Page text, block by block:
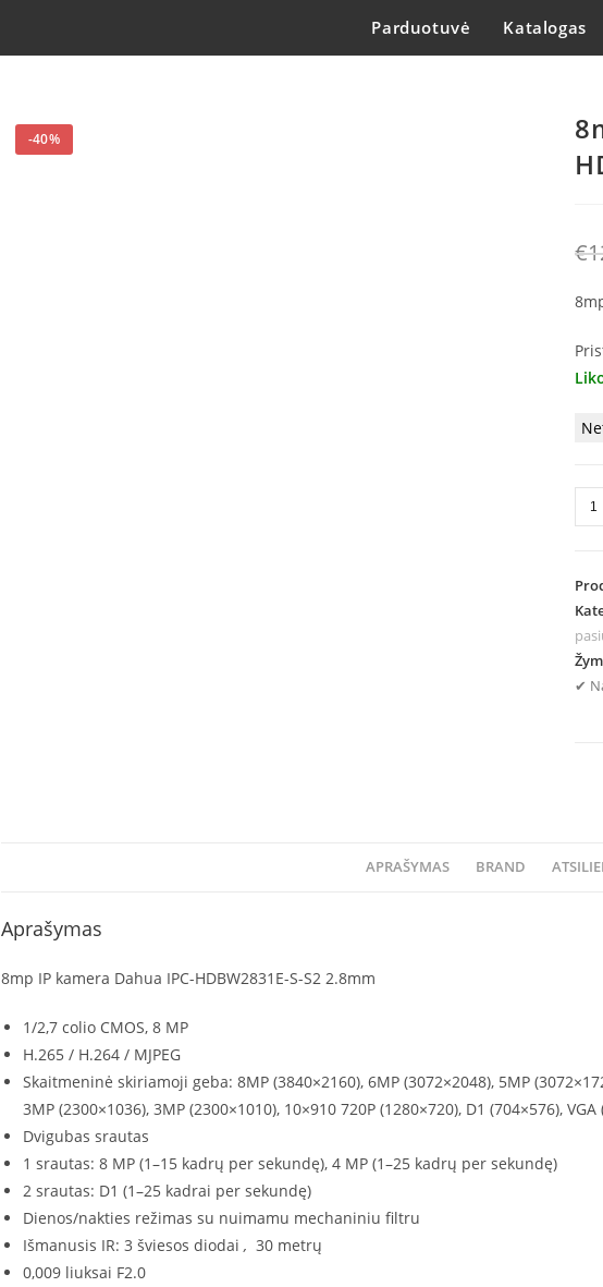
Parduotuvė Katalogas
-40%
€
✔
APRAŠYMAS BRAND
Aprašymas
8mp IP kamera Dahua IPC-HDBW2831E-S-S2 2.8mm
1/2,7 colio CMOS, 8 MP
H.265 / H.264 / MJPEG
Skaitmeninė skiriamoji geba: 8MP (3840×2160), 6MP (3072×2048), 5MP
3MP (2300×1036), 3MP (2300×1010), 10×910 720P (1280×720), D1 (704×576), VGA
Dvigubas srautas
1 srautas: 8 MP (1–15 kadrų per sekundę), 4 MP (1–25 kadrų per sekundę)
2 srautas: D1 (1–25 kadrai per sekundę)
Dienos/nakties režimas su nuimamu mechaniniu filtru
Išmanusis IR: 3 šviesos diodai , 30 metrų
0,009 liuksai F2.0